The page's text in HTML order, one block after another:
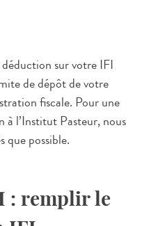
sur votre IFI
de dépôt de votre
fiscale. Pour une
à l’Institut Pasteur, nous
que possible.
: remplir le